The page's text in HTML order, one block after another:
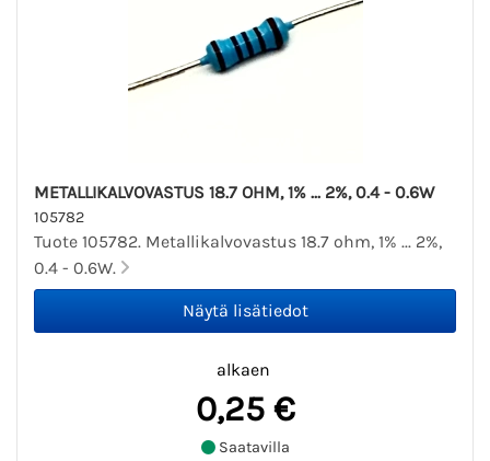
METALLIKALVOVASTUS 18.7 OHM, 1% ... 2%, 0.4 - 0.6W
105782
Tuote 105782. Metallikalvovastus 18.7 ohm, 1% ... 2%,
0.4 - 0.6W.
alkaen
0,25 €
Saatavilla